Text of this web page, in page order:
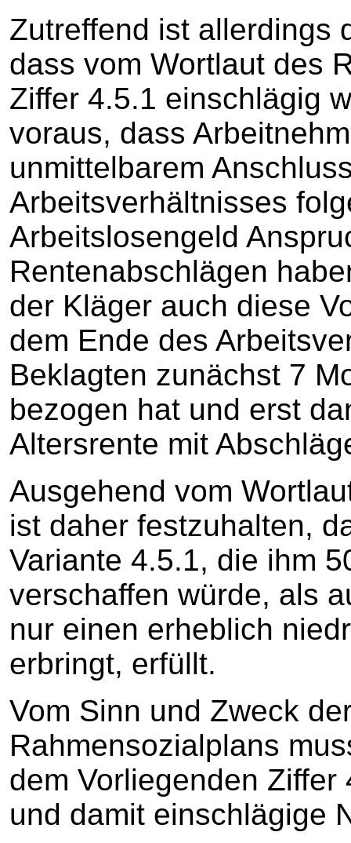
Zutreffend ist allerdings
dass vom Wortlaut des
Ziffer 4.5.1 einschlägig
voraus, dass
unmittelbarem
Arbeitsverhältnisses
Arbeitslosengeld
Rentenabschlägen
der Kläger auch diese
dem Ende des
Beklagten zunächst 7
bezogen hat und erst
Altersrente mit
Ausgehend vom
ist daher festzuhalten,
Variante 4.5.1, die ihm
verschaffen würde, als
nur einen erheblich
erbringt, erfüllt.
Vom Sinn und Zweck
Rahmensozialplans
dem Vorliegenden
und damit einschlägige